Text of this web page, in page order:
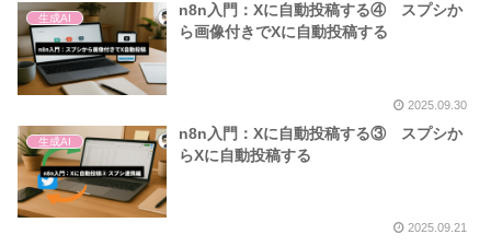
生成AI
n8n入門：Xに自動投稿する④ スプシか
ら画像付きでXに自動投稿する
2025.09.30
生成AI
n8n入門：Xに自動投稿する③ スプシか
らXに自動投稿する
2025.09.21